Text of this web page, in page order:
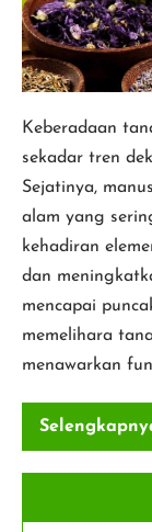
di
Indonesia
Keberadaan
sekadar tren
Sejatinya,
alam yang
kehadiran
dan
mencapai
memelihara
menawarkan
Hias
Obat
di